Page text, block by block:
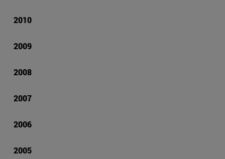
2010
2009
2008
2007
2006
2005